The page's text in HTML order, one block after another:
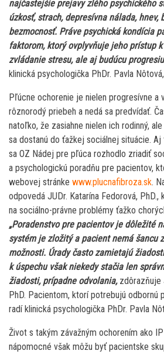
najčastejšie prejavy zlého psychického
úzkosť, strach, depresívna nálada, hnev,
bezmocnosť. Práve psychická kondícia
faktorom, ktorý ovplyvňuje jeho prístup
zvládanie stresu, ale aj budúcu
klinická psychologička PhDr. Pavla
Pľúcne ochorenie je nielen progresívne a
rôznorodý priebeh a nedá sa predvídať.
natoľko, že zasiahne nielen ich rodinný,
sa dostanú do ťažkej sociálnej situácie.
sa OZ Nádej pre pľúca rozhodlo zriadiť
a psychologickú poradňu pre pacientov,
webovej stránke www.plucnafibroza.sk.
odpovedá JUDr. Katarína Fedorová, PhD.,
na sociálno-právne problémy ťažko
„Poradenstvo pre pacientov je dôležité
systém je zložitý a pacient nemá šancu
možnosti. Úrady často zamietajú
k úspechu však niekedy stačia len
žiadosti, prípadne odvolania,zdôrazňuje
PhD. Pacientom, ktorí potrebujú odbornú
radí klinická psychologička PhDr. Pavla
Život s takým závažným ochorením ako
nápomocné však môžu byť pacientske